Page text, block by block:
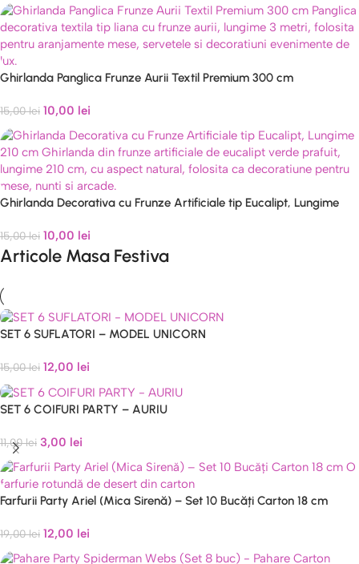
Ghirlanda Panglica Frunze Aurii Textil Premium 300 cm
15,00lei 10,00 lei
Ghirlanda Decorativa cu Frunze Artificiale tip Eucalipt, Lungime
15,00lei 10,00 lei
Articole Masa Festiva
SET 6 SUFLATORI – MODEL UNICORN
15,00lei 12,00 lei
SET 6 COIFURI PARTY – AURIU
11,00lei 3,00 lei
Farfurii Party Ariel (Mica Sirenă) – Set 10 Bucăți Carton 18 cm
19,00lei 12,00 lei